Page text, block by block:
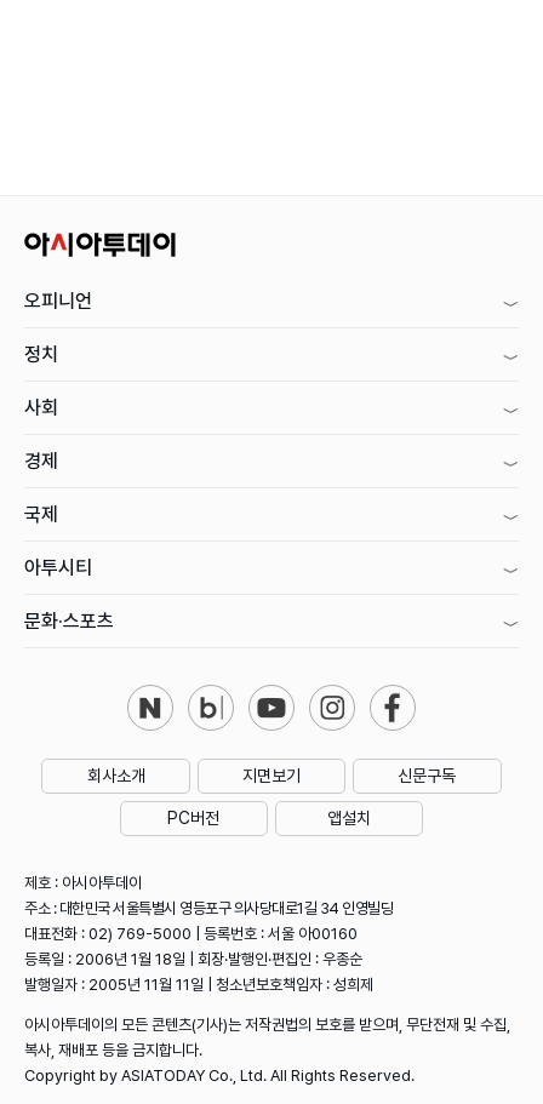
오피니언
정치
사회
경제
국제
아투시티
문화·스포츠
회사소개 지면보기 신문구독
PC버전 앱설치
제호 : 아시아투데이
주소 : 대한민국 서울특별시 영등포구 의사당대로1길 34 인영빌딩
대표전화 : 02) 769-5000 | 등록번호 : 서울 아00160
등록일 : 2006년 1월 18일 | 회장·발행인·편집인 : 우종순
발행일자 : 2005년 11월 11일 | 청소년보호책임자 : 성희제
아시아투데이의 모든 콘텐츠(기사)는 저작권법의 보호를 받으며, 무단전재 및 수집,
복사, 재배포 등을 금지합니다.
Copyright by ASIATODAY Co., Ltd. All Rights Reserved.